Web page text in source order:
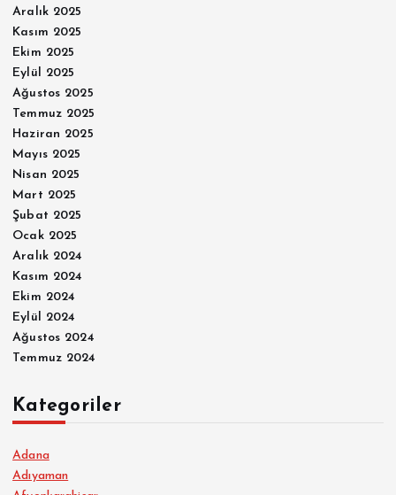
Aralık 2025
Kasım 2025
Ekim 2025
Eylül 2025
Ağustos 2025
Temmuz 2025
Haziran 2025
Mayıs 2025
Nisan 2025
Mart 2025
Şubat 2025
Ocak 2025
Aralık 2024
Kasım 2024
Ekim 2024
Eylül 2024
Ağustos 2024
Temmuz 2024
Kategoriler
Adana
Adıyaman